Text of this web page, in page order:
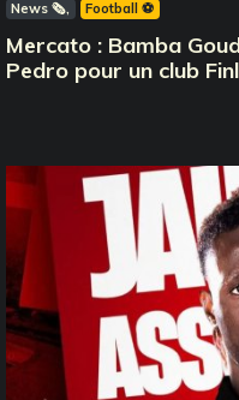
News 🗞️ Football ⚽️
Mercato : Bamba
Pedro pour un club